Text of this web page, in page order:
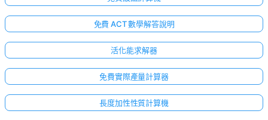
免費 ACT 數學解答說明
活化能求解器
免費實際產量計算器
長度加性性質計算機